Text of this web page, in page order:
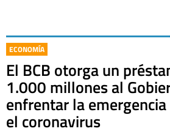
ECONOMÍA
El BCB otorga un
1.000 millones al
enfrentar la
el coronavirus